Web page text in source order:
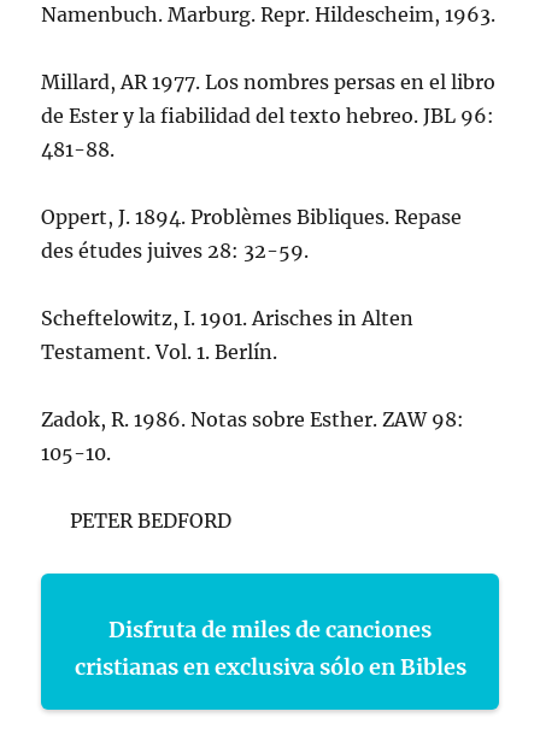
Namenbuch. Marburg. Repr. Hildescheim, 1963.
Millard, AR 1977. Los nombres persas en el libro
de Ester y la fiabilidad del texto hebreo. JBL 96:
481-88.
Oppert, J. 1894. Problèmes Bibliques. Repase
des études juives 28: 32-59.
Scheftelowitz, I. 1901. Arisches in Alten
Testament. Vol. 1. Berlín.
Zadok, R. 1986. Notas sobre Esther. ZAW 98:
105-10.
PETER BEDFORD
Disfruta de miles de canciones
cristianas en exclusiva sólo en Bibles